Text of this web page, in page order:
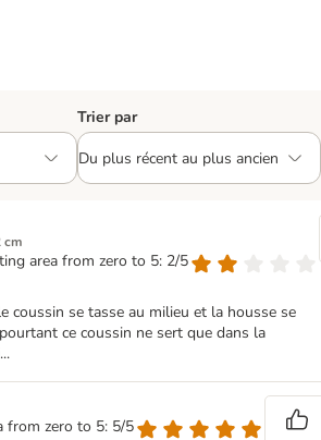
Trier par
cm
area from zero to 5: 2/5
coussin se tasse au milieu et la housse se
ce coussin ne sert que dans la
from zero to 5: 5/5